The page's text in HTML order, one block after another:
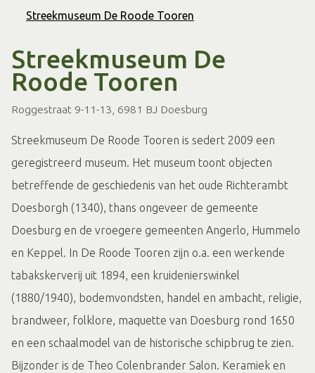
Streekmuseum De Roode Tooren
Streekmuseum De
Roode Tooren
Roggestraat 9-11-13, 6981 BJ Doesburg
Streekmuseum De Roode Tooren is sedert 2009 een
geregistreerd museum. Het museum toont objecten
betreffende de geschiedenis van het oude Richterambt
Doesborgh (1340), thans ongeveer de gemeente
Doesburg en de vroegere gemeenten Angerlo, Hummelo
en Keppel. In De Roode Tooren zijn o.a. een werkende
tabakskerverij uit 1894, een kruidenierswinkel
(1880/1940), bodemvondsten, handel en ambacht, religie,
brandweer, folklore, maquette van Doesburg rond 1650
en een schaalmodel van de historische schipbrug te zien.
Bijzonder is de Theo Colenbrander Salon. Keramiek en